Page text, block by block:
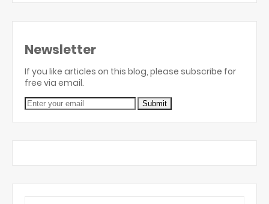
Newsletter
If you like articles on this blog, please subscribe for
free via email.